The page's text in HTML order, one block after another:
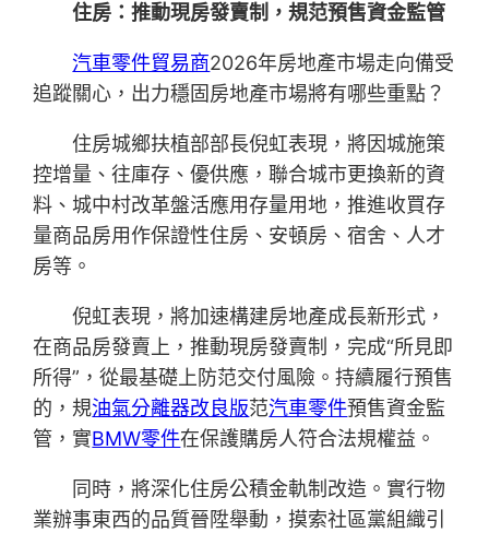
住房：推動現房發賣制，規范預售資金監管
汽車零件貿易商2026年房地產市場走向備受
追蹤關心，出力穩固房地產市場將有哪些重點？
住房城鄉扶植部部長倪虹表現，將因城施策
控增量、往庫存、優供應，聯合城市更換新的資
料、城中村改革盤活應用存量用地，推進收買存
量商品房用作保證性住房、安頓房、宿舍、人才
房等。
倪虹表現，將加速構建房地產成長新形式，
在商品房發賣上，推動現房發賣制，完成“所見即
所得”，從最基礎上防范交付風險。持續履行預售
的，規油氣分離器改良版范汽車零件預售資金監
管，實BMW零件在保護購房人符合法規權益。
同時，將深化住房公積金軌制改造。實行物
業辦事東西的品質晉陞舉動，摸索社區黨組織引